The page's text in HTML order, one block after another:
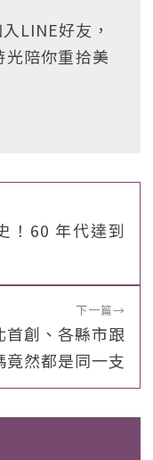
LINE好友，
陪你重拾美
！60 年代達到
下一篇→
創、各縣市跟
竟然都是同一支